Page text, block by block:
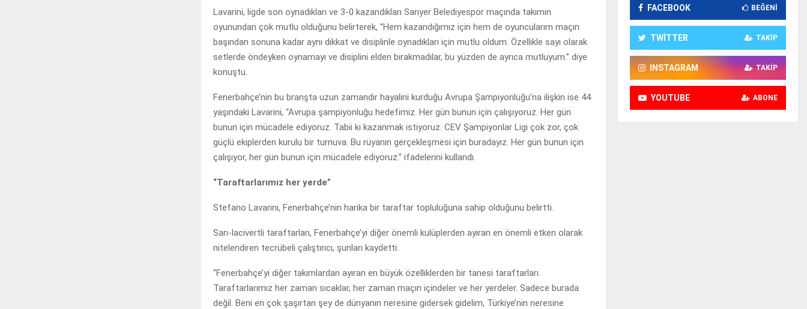
Lavarini, ligde son oynadıkları ve 3-0 kazandıkları Sarıyer Belediyespor maçında takımın
oyunundan çok mutlu olduğunu belirterek, “Hem kazandığımız için hem de oyuncularım maçın
başından sonuna kadar aynı dikkat ve disiplinle oynadıkları için mutlu oldum. Özellikle sayı olarak
setlerde öndeyken oynamayı ve disiplini elden bırakmadılar, bu yüzden de ayrıca mutluyum.” diye
konuştu.
Fenerbahçe’nin bu branşta uzun zamandır hayalini kurduğu Avrupa Şampiyonluğu’na ilişkin ise 44
yaşındaki Lavarini, “Avrupa şampiyonluğu hedefimiz. Her gün bunun için çalışıyoruz. Her gün
bunun için mücadele ediyoruz. Tabii ki kazanmak istiyoruz. CEV Şampiyonlar Ligi çok zor, çok
güçlü ekiplerden kurulu bir turnuva. Bu rüyanın gerçekleşmesi için buradayız. Her gün bunun için
çalışıyor, her gün bunun için mücadele ediyoruz.” ifadelerini kullandı.
“Taraftarlarımız her yerde”
Stefano Lavarini, Fenerbahçe’nin harika bir taraftar topluluğuna sahip olduğunu belirtti.
Sarı-lacivertli taraftarları, Fenerbahçe’yi diğer önemli kulüplerden ayıran en önemli etken olarak
nitelendiren tecrübeli çalıştırıcı, şunları kaydetti:
“Fenerbahçe’yi diğer takımlardan ayıran en büyük özelliklerden bir tanesi taraftarları.
Taraftarlarımız her zaman sıcaklar, her zaman maçın içindeler ve her yerdeler. Sadece burada
değil. Beni en çok şaşırtan şey de dünyanın neresine gidersek gidelim, Türkiye’nin neresine
FACEBOOK BEĞENI
TWITTER TAKIP
INSTAGRAM TAKIP
YOUTUBE ABONE